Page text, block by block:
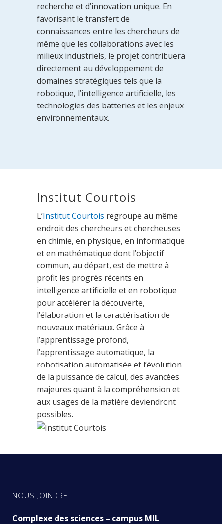
recherche et d’innovation unique. En
favorisant le transfert de
connaissances entre les chercheurs de
même que les collaborations avec les
milieux industriels, le projet contribuera
directement au développement de
domaines stratégiques tels que la
robotique, l’intelligence artificielle, les
technologies des batteries et les enjeux
environnementaux.
Institut Courtois
L’Institut Courtois regroupe au même
endroit des chercheurs et chercheuses
en chimie, en physique, en informatique
et en mathématique dont l’objectif
commun, au départ, est de mettre à
profit les progrès récents en
intelligence artificielle et en robotique
pour accélérer la découverte,
l’élaboration et la caractérisation de
nouveaux matériaux. Grâce à
l’apprentissage profond,
l’apprentissage automatique, la
robotisation automatisée et l’évolution
de la puissance de calcul, des avancées
majeures quant à la compréhension et
aux usages de la matière deviendront
possibles.
NOUS JOINDRE
Complexe des sciences – campus MIL